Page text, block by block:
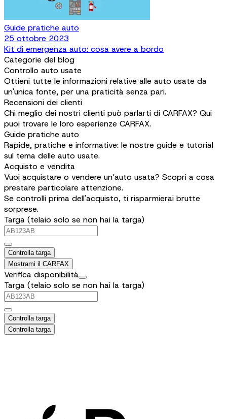
Guide pratiche auto
25 ottobre 2023
Kit di emergenza auto: cosa avere a bordo
Categorie del blog
Controllo auto usate
Ottieni tutte le informazioni relative alle auto usate da
un'unica fonte, per una praticità senza pari.
Recensioni dei clienti
Chi meglio dei nostri clienti può parlarti di CARFAX? Qui
puoi trovare le loro esperienze CARFAX.
Guide pratiche auto
Rapide, pratiche e informative: le nostre guide e tutorial
sul tema delle auto usate.
Acquisto e vendita
Vuoi acquistare o vendere un’auto usata? Scopri a cosa
prestare particolare attenzione.
Se controlli prima dell'acquisto, ti risparmierai brutte
sorprese.
Targa (telaio solo se non hai la targa)
Controlla targa
Mostrami il CARFAX
Verifica disponibilità
Targa (telaio solo se non hai la targa)
Controlla targa
Controlla targa